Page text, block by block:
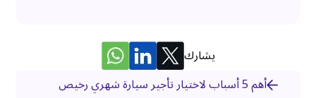
يشارك
أهم 5 أسباب لاختيار تأجير سيارة شهري رخيص